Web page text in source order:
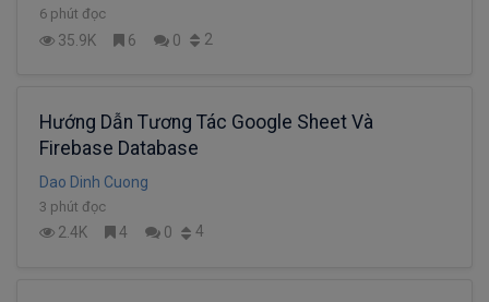
6 phút đọc
35.9K 6 0 2
Hướng Dẫn Tương Tác Google Sheet Và
Firebase Database
Dao Dinh Cuong
3 phút đọc
2.4K 4 0 4